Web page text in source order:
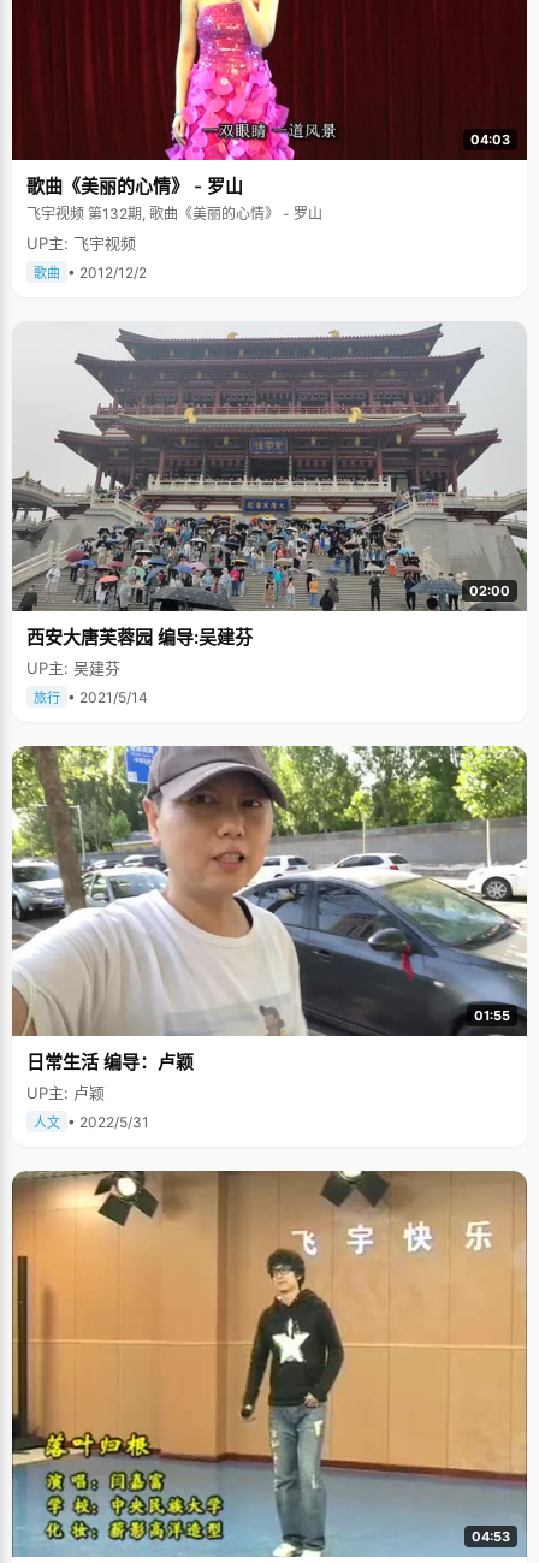
04:03
歌曲《美丽的心情》 - 罗山
飞宇视频 第132期, 歌曲《美丽的心情》 - 罗山
UP主: 飞宇视频
歌曲 • 2012/12/2
02:00
西安大唐芙蓉园 编导:吴建芬
UP主: 吴建芬
旅行 • 2021/5/14
01:55
日常生活 编导：卢颖
UP主: 卢颖
人文 • 2022/5/31
04:53